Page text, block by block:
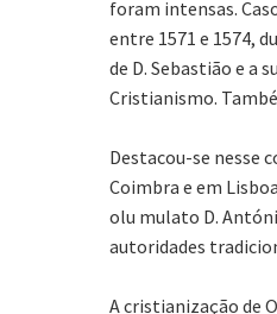
foram intensas.
entre 1571 e 1574,
de D. Sebastião e a
Cristianismo.
Destacou-se nesse
Coimbra e em
olu mulato D.
autoridades
A cristianização de